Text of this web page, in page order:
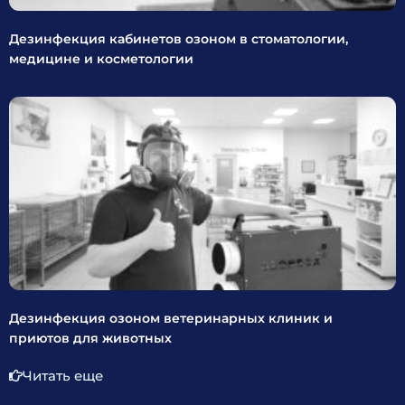
Дезинфекция кабинетов озоном в стоматологии,
медицине и косметологии
Дезинфекция озоном ветеринарных клиник и
приютов для животных
Читать еще